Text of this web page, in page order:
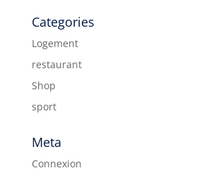
Categories
Logement
restaurant
Shop
sport
Meta
Connexion